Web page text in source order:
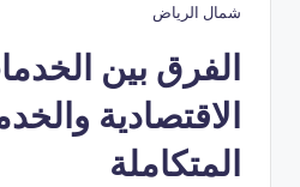
شمال الرياض
الفرق بين
الاقتصادية
المتكاملة